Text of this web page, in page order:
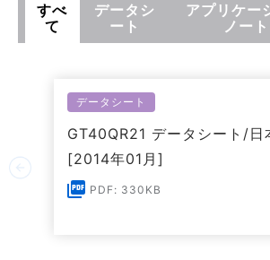
すべ
て
データシ
ート
アプリケー
ノート
データシート
GT40QR21 データシート/日
[2014年01月]
PDF: 330KB